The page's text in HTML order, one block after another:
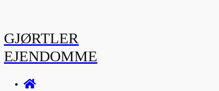
GJØRTLER
EJENDOMME